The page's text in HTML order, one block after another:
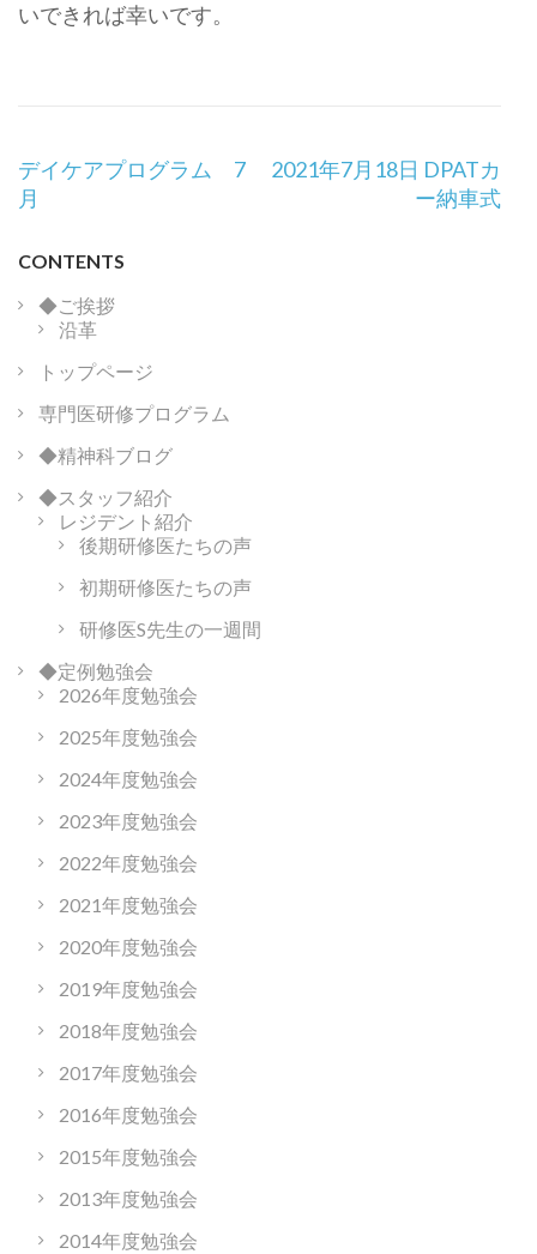
いできれば幸いです。
投
稿
ビ
ゲ
ー
シ
ョ
ン
デイケアプログラム 7
月
2021年7月18日 DPATカ
ー納車式
CONTENTS
◆ご挨拶
沿革
トップページ
専門医研修プログラム
◆精神科ブログ
◆スタッフ紹介
レジデント紹介
後期研修医たちの声
初期研修医たちの声
研修医S先生の一週間
◆定例勉強会
2026年度勉強会
2025年度勉強会
2024年度勉強会
2023年度勉強会
2022年度勉強会
2021年度勉強会
2020年度勉強会
2019年度勉強会
2018年度勉強会
2017年度勉強会
2016年度勉強会
2015年度勉強会
2013年度勉強会
2014年度勉強会